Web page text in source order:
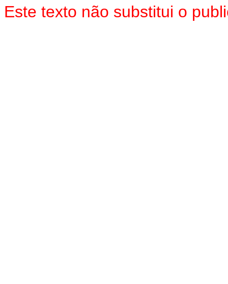
Este texto não substitui o